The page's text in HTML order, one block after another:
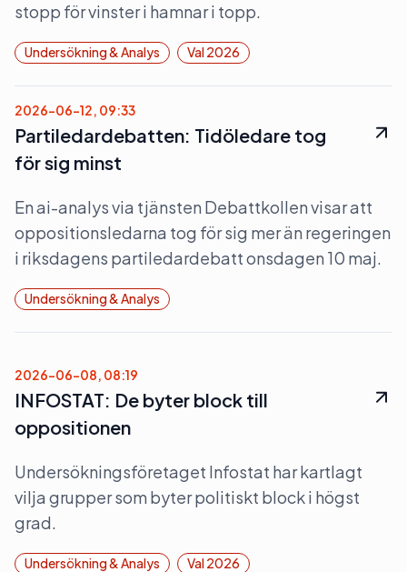
stopp för vinster i hamnar i topp.
Undersökning & Analys Val 2026
2026-06-12, 09:33
Partiledardebatten: Tidöledare tog
för sig minst
En ai-analys via tjänsten Debattkollen visar att
oppositionsledarna tog för sig mer än regeringen
i riksdagens partiledardebatt onsdagen 10 maj.
Undersökning & Analys
2026-06-08, 08:19
INFOSTAT: De byter block till
oppositionen
Undersökningsföretaget Infostat har kartlagt
vilja grupper som byter politiskt block i högst
grad.
Undersökning & Analys Val 2026